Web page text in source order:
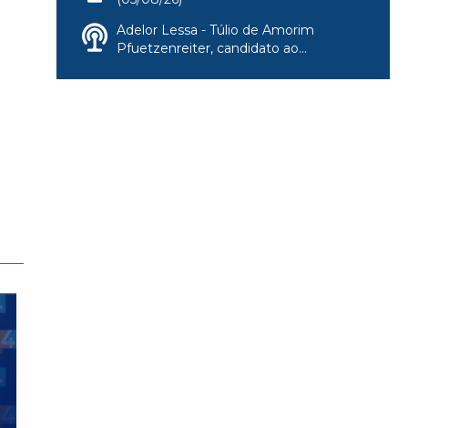
Adelor Lessa - Túlio de Amorim
Pfuetzenreiter, candidato ao...